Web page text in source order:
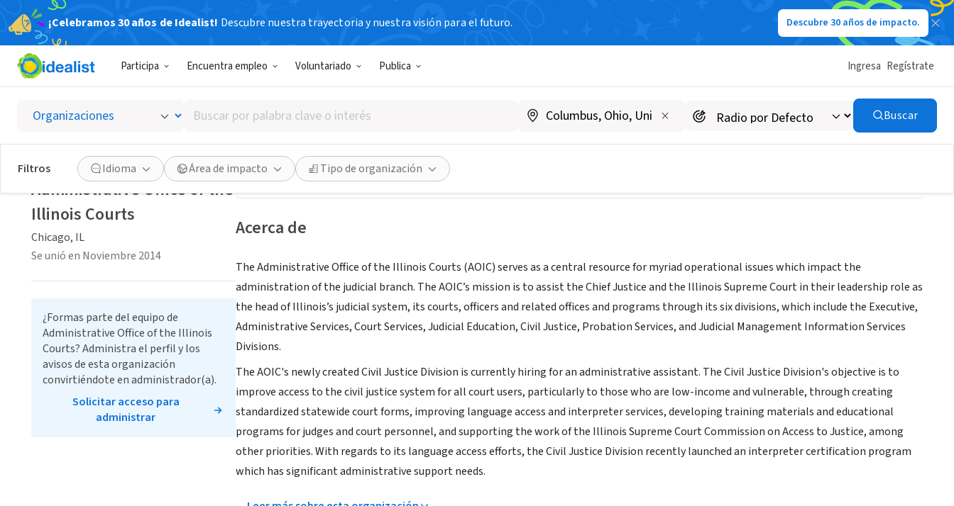
¡Celebramos 30 años de Idealist! Descubre nuestra trayectoria y nuestra visión para el futuro. Descubre 30 años de impacto.
Participa Encuentra empleo Voluntariado Publica Ingresa Regístrate
Buscar
por
palabra
clave
o
interés
Buscar
Filtros Idioma Área de impacto Tipo de organización
Administrative Office of the Illinois Courts
Chicago, IL| illinoiscourts.gov
Guardar Compartir
Acerca de
The Administrative Office of the Illinois Courts (AOIC) serves as a central resource for myriad operational issues which impact the
administration of the judicial branch. The AOIC’s mission is to assist the Chief Justice and the Illinois Supreme Court in their leadership role as
the head of Illinois’s judicial system, its courts, officers and related offices and programs through its six divisions, which include the Executive,
Administrative Services, Court Services, Judicial Education, Civil Justice, Probation Services, and Judicial Management Information Services
Divisions.
The AOIC's newly created Civil Justice Division is currently hiring for an administrative assistant. The Civil Justice Division's objective is to
improve access to the civil justice system for all court users, particularly to those who are low-income and vulnerable, through creating
standardized statewide court forms, improving language access and interpreter services, developing training materials and educational
programs for judges and court personnel, and supporting the work of the Illinois Supreme Court Commission on Access to Justice, among
other priorities. With regards to its language access efforts, the Civil Justice Division recently launched an interpreter certification program
which has significant administrative support needs.
Administrative Office of the
Illinois Courts
Chicago, IL
Se unió en Noviembre 2014
¿Formas parte del equipo de
Administrative Office of the Illinois
Courts? Administra el perfil y los
avisos de esta organización
convirtiéndote en administrador(a).
Solicitar acceso para
administrar